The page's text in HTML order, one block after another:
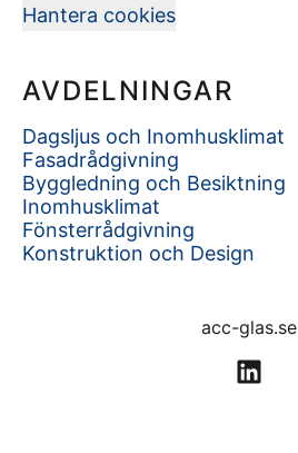
Hantera cookies
AVDELNINGAR
Dagsljus och Inomhusklimat
Fasadrådgivning
Byggledning och Besiktning
Inomhusklimat
Fönsterrådgivning
Konstruktion och Design
acc-glas.se